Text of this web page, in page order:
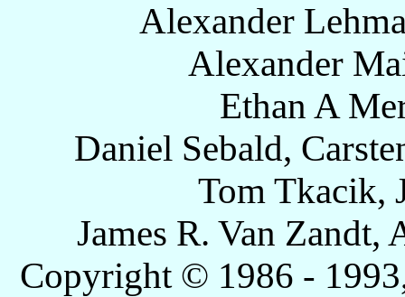
Alexander
Alexander
Ethan A
Daniel Sebald,
Tom Tkacik,
James R. Van Zandt,
Copyright © 1986 -